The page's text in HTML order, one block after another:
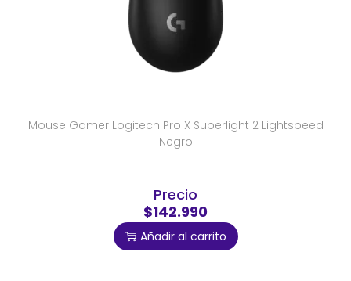
Mouse Gamer Logitech Pro X Superlight 2 Lightspeed
Negro
Precio
$142.990
Añadir al carrito